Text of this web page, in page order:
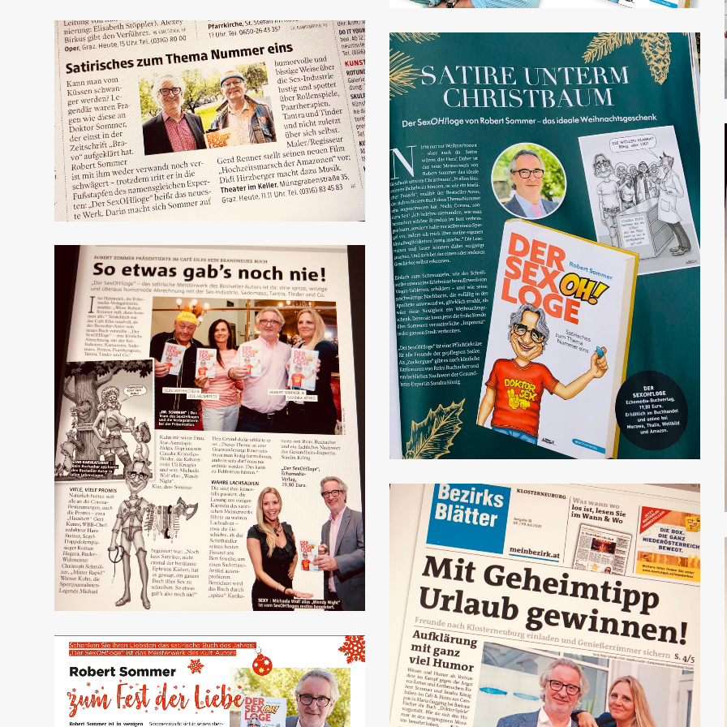
Kleine Zeitung
Kurier
Wiener Bezirksblatt